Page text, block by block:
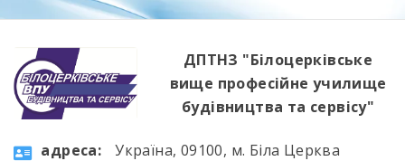
ДПТНЗ "Білоцерківське
вище професійне училище
будівництва та сервісу"
aдресa:
Україна, 09100, м. Біла Церква